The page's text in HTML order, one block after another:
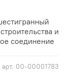
арт. 00-00001783
и
соединение